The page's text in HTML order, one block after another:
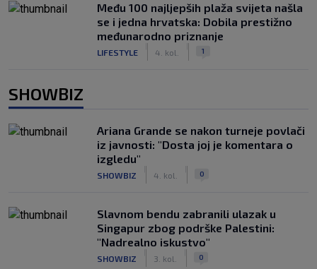
Među 100 najljepših plaža svijeta našla
se i jedna hrvatska: Dobila prestižno
međunarodno priznanje
LIFESTYLE 4. kol. 1
SHOWBIZ
Ariana Grande se nakon turneje povlači
iz javnosti: "Dosta joj je komentara o
izgledu"
SHOWBIZ 4. kol. 0
Slavnom bendu zabranili ulazak u
Singapur zbog podrške Palestini:
"Nadrealno iskustvo"
SHOWBIZ 3. kol. 0